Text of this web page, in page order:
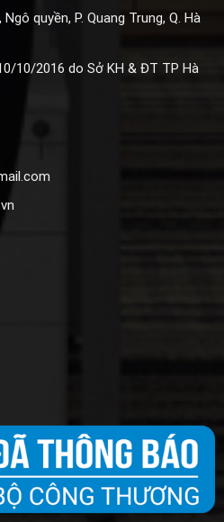
quyền, P. Quang Trung, Q. Hà
10/2016 do Sở KH & ĐT TP Hà